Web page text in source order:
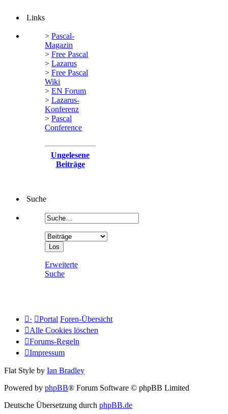
Links
> Pascal-
Magazin
> Free Pascal
> Lazarus
> Free Pascal
Wiki
> EN Forum
> Lazarus-
Konferenz
> Pascal
Conference
Ungelesene
Beiträge
Suche
Erweiterte
Suche
· Portal Foren-Übersicht
Alle Cookies löschen
Forums-Regeln
Impressum
Flat Style by Ian Bradley
Powered by phpBB® Forum Software © phpBB Limited
Deutsche Übersetzung durch phpBB.de